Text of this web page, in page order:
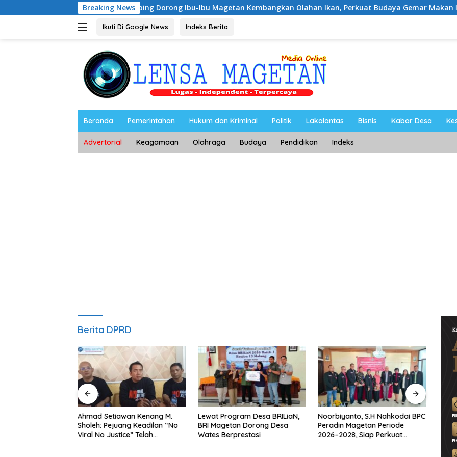
ke
Breaking News
Riyono Caping Dorong Ibu-Ibu Magetan Kembangkan Olahan Ikan, Perkuat Budaya Gemar Makan Ikan
Ikuti Di Google News Indeks Berita
Beranda Pemerintahan Hukum dan Kriminal Politik Lakalantas Bisnis Kabar Desa
Advertorial Keagamaan Olahraga Budaya Pendidikan Indeks
Berita DPRD
Ahmad Setiawan Kenang M.
Sholeh: Pejuang Keadilan “No
Viral No Justice” Telah
Lewat Program Desa BRILiaN,
BRI Magetan Dorong Desa
Wates Berprestasi
Noorbiyanto, S.H Nahkodai BPC
Peradin Magetan Periode
2026–2028, Siap Perkuat
di